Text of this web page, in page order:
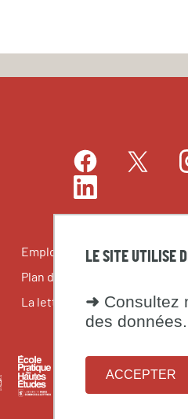
LE SITE UTILISE
➜ Consultez
des données.
ACCEPTER
FacebookTwitter
LinkedIn
Emplois et stages
Plan du site
La lettre du Campus
École
nationale
École
pratique
maison